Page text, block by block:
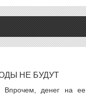
НЕ БУДУТ
Впрочем, денег на ее